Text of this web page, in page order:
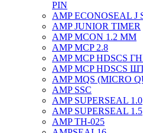
PIN
AMP ECONOSEAL J
AMP JUNIOR TIMER
AMP MCON 1.2 MM
AMP MCP 2.8
AMP MCP HDSCS
AMP MCP HDSCS
AMP MQS (MICRO
AMP SSC
AMP SUPERSEAL 1.0
AMP SUPERSEAL 1.5
AMP ТН-025